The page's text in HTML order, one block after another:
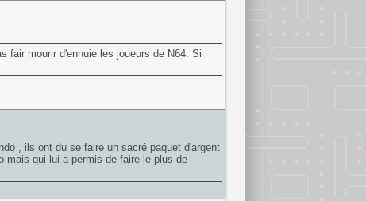
fair mourir d'ennuie les joueurs de N64. Si
, ils ont du se faire un sacré paquet d'argent
mais qui lui a permis de faire le plus de